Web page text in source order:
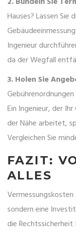
Hauses? Lassen Sie
Ingenieur
da der Wegfall
3. Holen Sie
Ein Ingenieur, der
der Nähe arbeitet,
Vergleichen Sie
FAZIT:
ALLES
sondern eine
die